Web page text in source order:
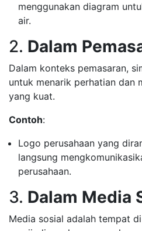
menggunakan diagram
air.
2. Dalam
Dalam konteks pemasaran,
untuk menarik perhatian dan
yang kuat.
Contoh:
Logo perusahaan yang
langsung
perusahaan.
3. Dalam Media
Media sosial adalah tempat